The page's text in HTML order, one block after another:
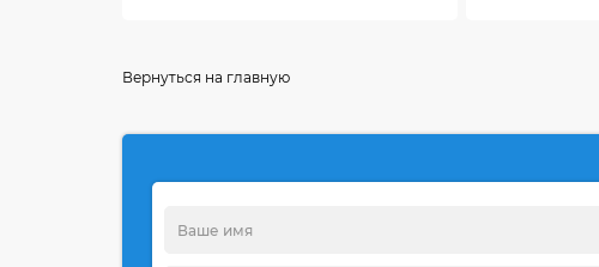
Вернуться на главную